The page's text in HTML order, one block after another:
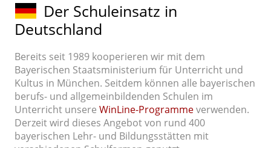
Der Schuleinsatz in
Deutschland
Bereits seit 1989 kooperieren wir mit dem
Bayerischen Staatsministerium für Unterricht und
Kultus in München. Seitdem können alle bayerischen
berufs- und allgemeinbildenden Schulen im
Unterricht unsere WinLine-Programmeverwenden.
Derzeit wird dieses Angebot von rund 400
bayerischen Lehr- und Bildungsstätten mit